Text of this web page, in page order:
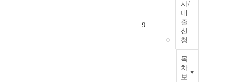
사/
대
출
신
청
목
차
보
9